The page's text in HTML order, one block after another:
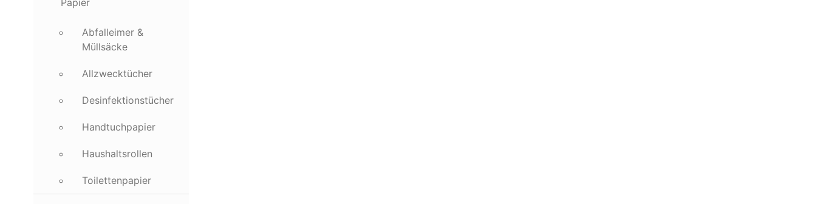
Papier
Abfalleimer &
Müllsäcke
Allzwecktücher
Desinfektionstücher
Handtuchpapier
Haushaltsrollen
Toilettenpapier